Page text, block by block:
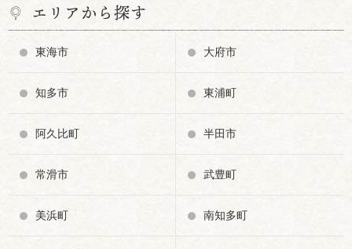
エリアから探す
東海市 大府市
知多市 東浦町
阿久比町 半田市
常滑市 武豊町
美浜町 南知多町